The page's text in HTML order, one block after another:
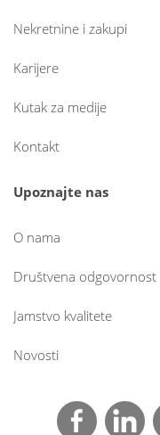
Nekretnine i zakupi
Karijere
Kutak za medije
Kontakt
Upoznajte nas
O nama
Društvena odgovornost
Jamstvo kvalitete
Novosti